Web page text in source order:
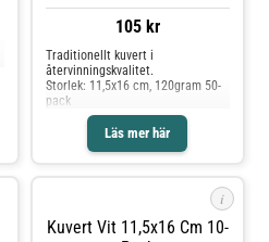
105 kr
Läs mer här
Traditionellt kuvert i
återvinningskvalitet.
Storlek: 11,5x16 cm, 120gram 50-
pack
i
Kuvert Vit 11,5x16 Cm 10-